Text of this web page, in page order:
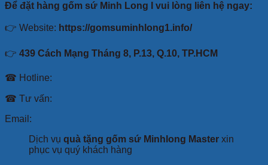
Để đặt hàng gốm sứ Minh Long I vui lòng liên hệ ngay:
👉 Website: https://gomsuminhlong1.info/
👉 439 Cách Mạng Tháng 8, P.13, Q.10, TP.HCM
☎ Hotline:
☎ Tư vấn:
Email:
Dịch vụ quà tặng gốm sứ Minhlong Master xin
phục vụ quý khách hàng